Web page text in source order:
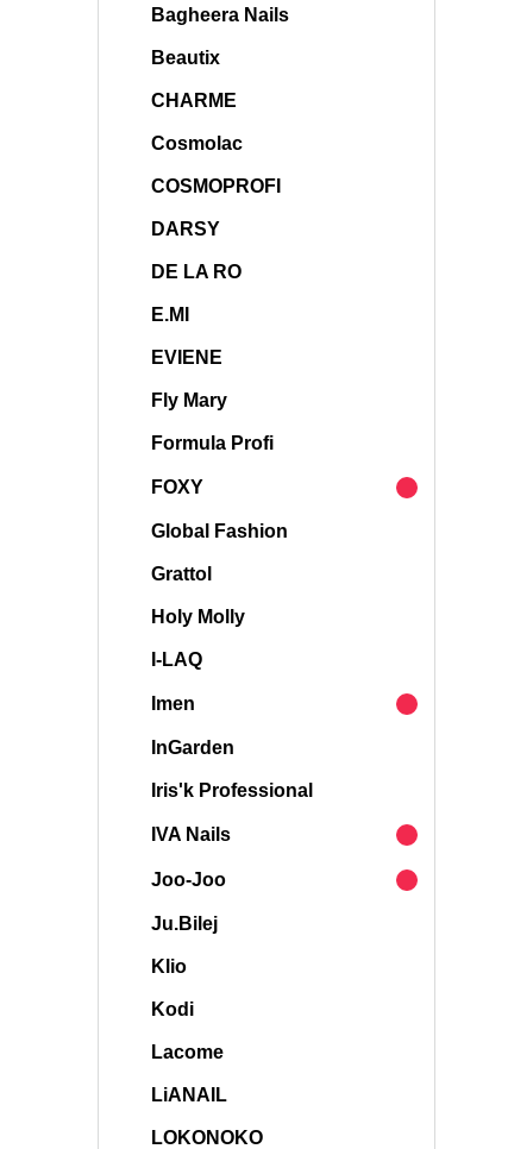
Bagheera Nails
Beautix
CHARME
Cosmolac
COSMOPROFI
DARSY
DE LA RO
E.MI
EVIENE
Fly Mary
Formula Profi
FOXY
Global Fashion
Grattol
Holy Molly
I-LAQ
Imen
InGarden
Iris'k Professional
IVA Nails
Joo-Joo
Ju.Bilej
Klio
Kodi
Lacome
LiANAIL
LOKONOKO